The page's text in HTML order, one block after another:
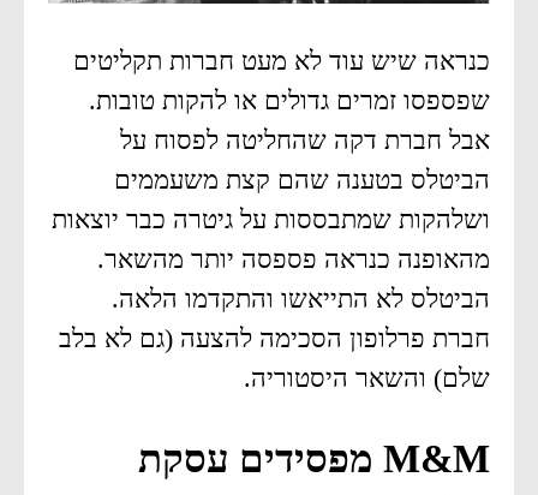
כנראה שיש עוד לא מעט חברות תקליטים
שפספסו זמרים גדולים או להקות טובות.
אבל חברת דקה שהחליטה לפסוח על
הביטלס בטענה שהם קצת משעממים
ושלהקות שמתבססות על גיטרה כבר יוצאות
מהאופנה כנראה פספסה יותר מהשאר.
הביטלס לא התייאשו והתקדמו הלאה.
חברת פרלופון הסכימה להצעה (גם לא בלב
שלם) והשאר היסטוריה.
M&M מפסידים עסקת